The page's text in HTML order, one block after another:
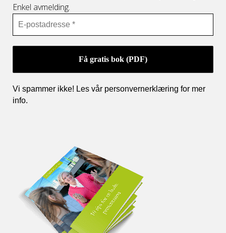
Enkel avmelding.
Vi spammer ikke! Les vår personvernerklæring for mer
info.